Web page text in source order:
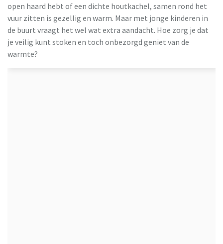
open haard hebt of een dichte houtkachel, samen rond het
vuur zitten is gezellig en warm. Maar met jonge kinderen in
de buurt vraagt het wel wat extra aandacht. Hoe zorg je dat
je veilig kunt stoken en toch onbezorgd geniet van de
warmte?